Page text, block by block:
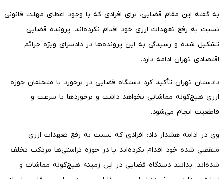
به گفته این مقام قضایی، برای افرادی که با وجود اعطای مهلت قانونی
نسبت به رفع تعهدات ارزی خود اقدام نکرده‌اند، پرونده قضایی
تشکیل شده و رسیدگی به این پرونده‌ها در دادسرای ویژه جرائم
اقتصادی تهران ادامه دارد.
دادستان تهران تأکید کرد دستگاه قضایی در برخورد با متخلفان حوزه
ارزی هیچ‌گونه مماشاتی نخواهد داشت و برخوردها با سرعت و
قاطعیت انجام می‌شود.
وی در ادامه هشدار داد: افرادی که نسبت به رفع تعهدات ارزی
منقضی شده خود اقدام نکرده‌اند یا در حوزه تراستی‌ها مرتکب تخلف
شده‌اند، بدانند دستگاه قضایی در این زمینه هیچ‌گونه مماشات و